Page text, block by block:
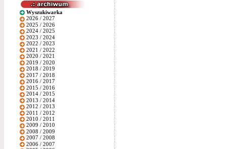
Wyszukiwarka
2026 / 2027
2025 / 2026
2024 / 2025
2023 / 2024
2022 / 2023
2021 / 2022
2020 / 2021
2019 / 2020
2018 / 2019
2017 / 2018
2016 / 2017
2015 / 2016
2014 / 2015
2013 / 2014
2012 / 2013
2011 / 2012
2010 / 2011
2009 / 2010
2008 / 2009
2007 / 2008
2006 / 2007